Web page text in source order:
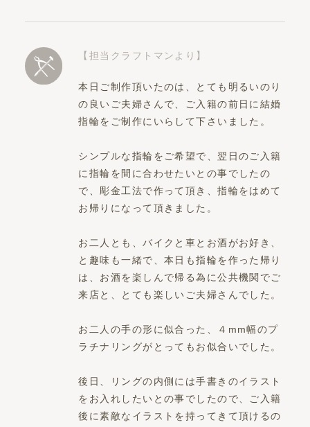
【担当クラフトマンより】
本日ご制作頂いたのは、とても明るいのり
の良いご夫婦さんで、ご入籍の前日に結婚
指輪をご制作にいらして下さいました。
シンプルな指輪をご希望で、翌日のご入籍
に指輪を間に合わせたいとの事でしたの
で、彫金工法で作って頂き、指輪をはめて
お帰りになって頂きました。
お二人とも、バイクと車とお酒がお好き、
と趣味も一緒で、本日も指輪を作った帰り
は、お酒を楽しんで帰る為に公共機関でご
来店と、とても楽しいご夫婦さんでした。
お二人の手の形に似合った、４mm幅のプ
ラチナリングがとってもお似合いでした。
後日、リングの内側には手書きのイラスト
をお入れしたいとの事でしたので、ご入籍
後に素敵なイラストを持ってきて頂けるの